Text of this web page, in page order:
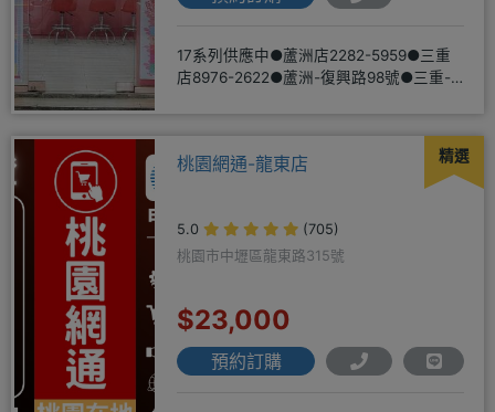
17系列供應中●蘆洲店2282-5959●三重
店8976-2622●蘆洲-復興路98號●三重-
精選
桃園網通-龍東店
5.0
(705)
桃園市中壢區龍東路315號
$23,000
預約訂購